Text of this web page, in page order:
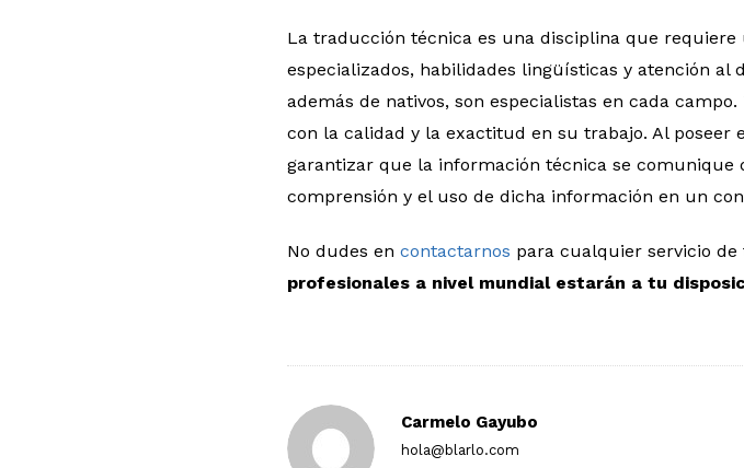
La traducción técnica es una disciplina que
especializados, habilidades lingüísticas y atención
además de nativos, son especialistas en cada
con la calidad y la exactitud en su trabajo. Al poseer
garantizar que la información técnica se comunique
comprensión y el uso de dicha información en un
No dudes en contactarnos para cualquier servicio
profesionales a nivel mundial estarán a tu
Carmelo Gayubo
hola@blarlo.com